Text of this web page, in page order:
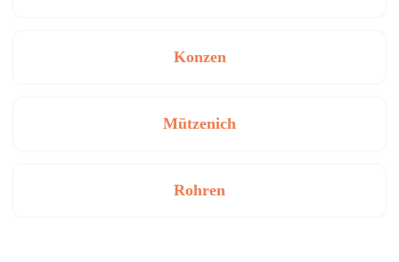
Konzen
Mützenich
Rohren